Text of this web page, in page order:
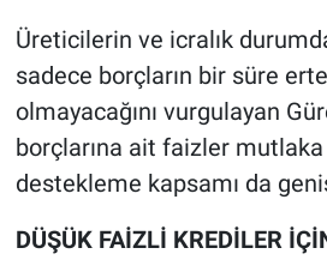
Üreticilerin ve icralık
sadece borçların bir süre
olmayacağını vurgulayan
borçlarına ait faizler
destekleme kapsamı da
DÜŞÜK FAİZLİ KREDİLER